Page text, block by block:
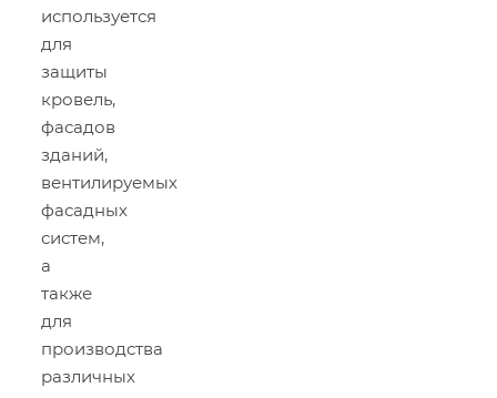
используется
для
защиты
кровель,
фасадов
зданий,
вентилируемых
фасадных
систем,
а
также
для
производства
различных